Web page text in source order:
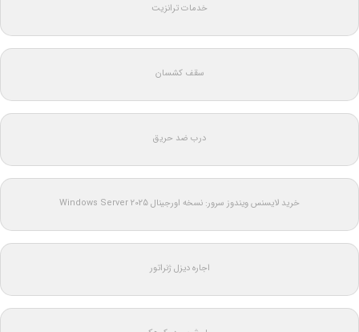
خدمات ترانزیت
سقف کشسان
درب ضد حریق
خرید لایسنس ویندوز سرور: نسخه اورجینال Windows Server 2025
اجاره دیزل ژنراتور